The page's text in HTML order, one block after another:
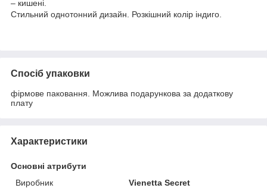
– кишені.
Стильний однотонний дизайн. Розкішний колір індиго.
Спосіб упаковки
фірмове паковання. Можлива подарункова за додаткову
плату
Характеристики
Основні атрибути
Виробник
Vienetta Secret